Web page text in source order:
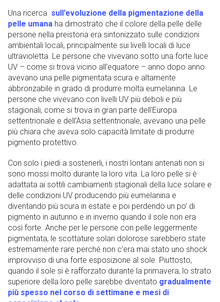
Una ricerca sull’evoluzione della pigmentazione della
pelle umana ha dimostrato che il colore della pelle delle
persone nella preistoria era sintonizzato sulle condizioni
ambientali locali, principalmente sui livelli locali di luce
ultravioletta. Le persone che vivevano sotto una forte luce
UV – come si trova vicino all’equatore – anno dopo anno
avevano una pelle pigmentata scura e altamente
abbronzabile in grado di produrre molta eumelanina. Le
persone che vivevano con livelli UV più deboli e più
stagionali, come si trova in gran parte dell’Europa
settentrionale e dell’Asia settentrionale, avevano una pelle
più chiara che aveva solo capacità limitate di produrre
pigmento protettivo.
Con solo i piedi a sostenerli, i nostri lontani antenati non si
sono mossi molto durante la loro vita. La loro pelle si è
adattata ai sottili cambiamenti stagionali della luce solare e
delle condizioni UV producendo più eumelanina e
diventando più scura in estate e poi perdendo un po’ di
pigmento in autunno e in inverno quando il sole non era
così forte. Anche per le persone con pelle leggermente
pigmentata, le scottature solari dolorose sarebbero state
estremamente rare perché non c’era mai stato uno shock
improvviso di una forte esposizione al sole. Piuttosto,
quando il sole si è rafforzato durante la primavera, lo strato
superiore della loro pelle sarebbe diventato gradualmente
più spesso nel corso di settimane e mesi di